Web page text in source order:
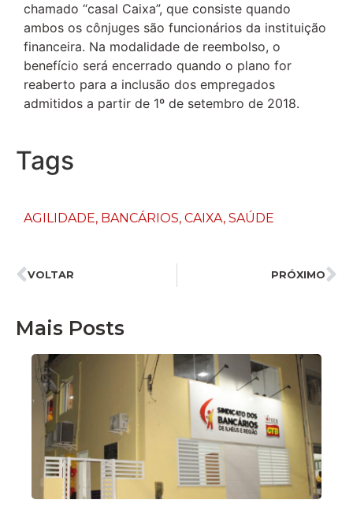
chamado “casal Caixa”, que consiste quando
ambos os cônjuges são funcionários da instituição
financeira. Na modalidade de reembolso, o
benefício será encerrado quando o plano for
reaberto para a inclusão dos empregados
admitidos a partir de 1º de setembro de 2018.
Tags
AGILIDADE, BANCÁRIOS, CAIXA, SAÚDE
VOLTAR PRÓXIMO
Mais Posts